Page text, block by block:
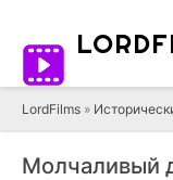
LORD
LordFilms »
Молчаливый